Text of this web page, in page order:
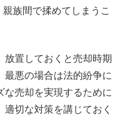
族間で揉めてしまうこ
放置しておくと売却時期
最悪の場合は法的紛争に
な売却を実現するために
切な対策を講じておく